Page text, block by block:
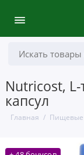
Nutricost,
капсул
Главная Пищевые